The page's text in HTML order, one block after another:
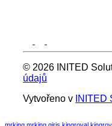
© 2026 INITED
údajů
Vytvořeno v INITED